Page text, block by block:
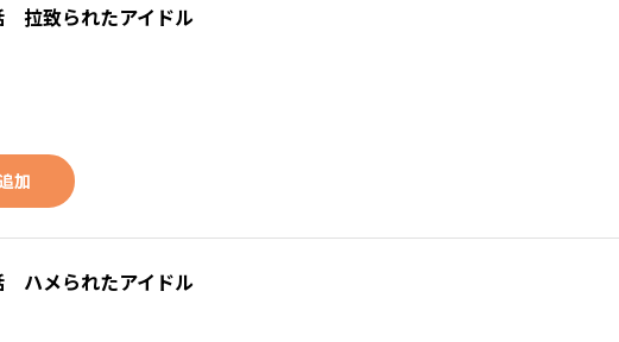
拉致られたアイドル
加
ハメられたアイドル